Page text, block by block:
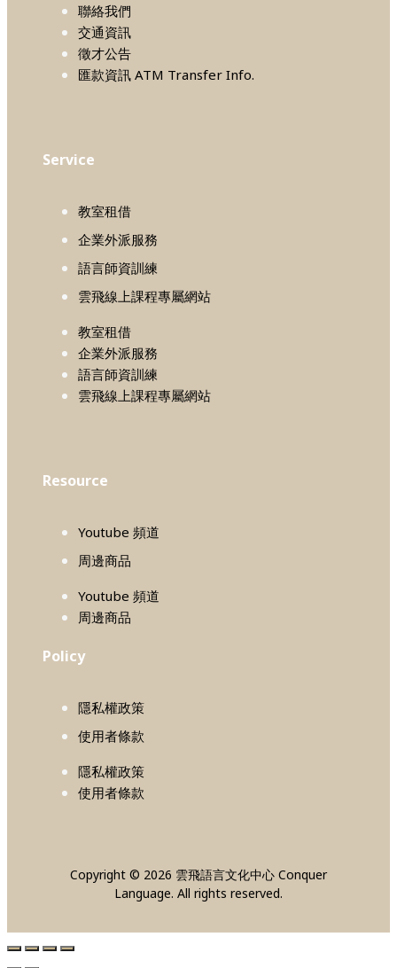
聯絡我們
交通資訊
徵才公告
匯款資訊 ATM Transfer Info.
Service
教室租借
企業外派服務
語言師資訓練
雲飛線上課程專屬網站
教室租借
企業外派服務
語言師資訓練
雲飛線上課程專屬網站
Resource
Youtube 頻道
周邊商品
Youtube 頻道
周邊商品
Policy
隱私權政策
使用者條款
隱私權政策
使用者條款
Copyright © 2026 雲飛語言文化中心 Conquer
Language. All rights reserved.